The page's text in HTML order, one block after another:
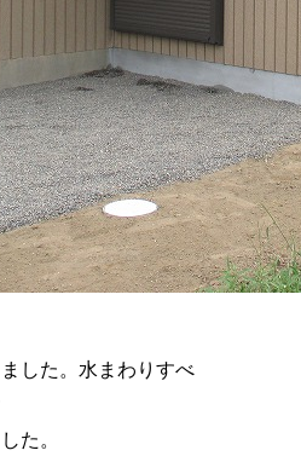
した。水まわりすべ
た。